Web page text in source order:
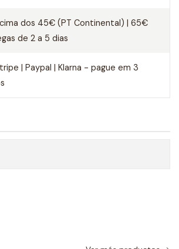
dos 45€ (PT Continental) | 65€
de 2 a 5 dias
| Paypal | Klarna - pague em 3